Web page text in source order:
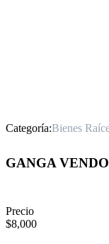
Categoría:Bienes
GANGA
Precio
$8,000